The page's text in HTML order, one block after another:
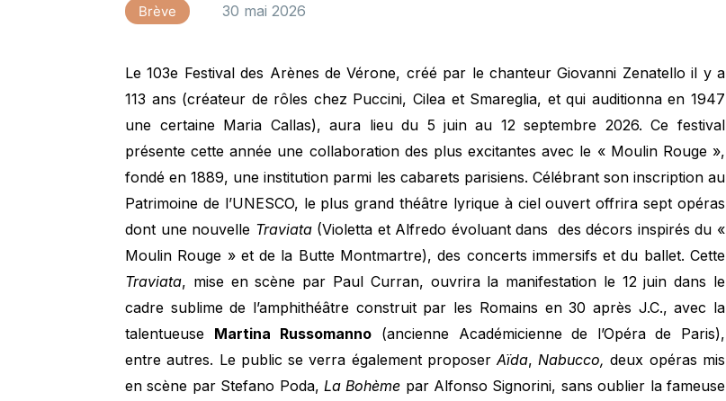
Brève 30 mai 2026
Le 103e Festival des Arènes de Vérone, créé par le chanteur Giovanni Zenatello il y a
113 ans (créateur de rôles chez Puccini, Cilea et Smareglia, et qui auditionna en 1947
une certaine Maria Callas), aura lieu du 5 juin au 12 septembre 2026. Ce festival
présente cette année une collaboration des plus excitantes avec le « Moulin Rouge »,
fondé en 1889, une institution parmi les cabarets parisiens. Célébrant son inscription au
Patrimoine de l’UNESCO, le plus grand théâtre lyrique à ciel ouvert offrira sept opéras
dont une nouvelle Traviata (Violetta et Alfredo évoluant dans des décors inspirés du «
Moulin Rouge » et de la Butte Montmartre), des concerts immersifs et du ballet. Cette
Traviata, mise en scène par Paul Curran, ouvrira la manifestation le 12 juin dans le
cadre sublime de l’amphithéâtre construit par les Romains en 30 après J.C., avec la
talentueuse Martina Russomanno (ancienne Académicienne de l’Opéra de Paris),
entre autres. Le public se verra également proposer Aïda, Nabucco, deux opéras mis
en scène par Stefano Poda, La Bohème par Alfonso Signorini, sans oublier la fameuse